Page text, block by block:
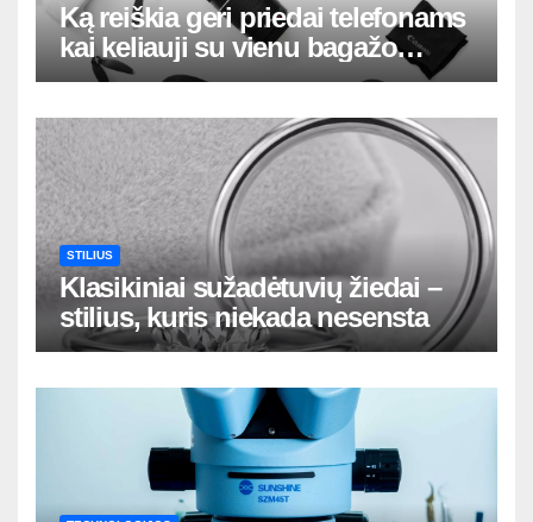
Ką reiškia geri priedai telefonams
kai keliauji su vienu bagažo
krepšiu
STILIUS
Klasikiniai sužadėtuvių žiedai –
stilius, kuris niekada nesensta